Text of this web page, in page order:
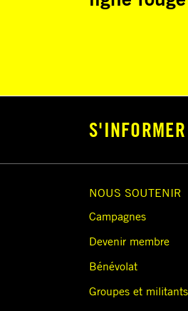
S'INFORMER
NOUS SOUTENIR
Campagnes
Devenir membre
Bénévolat
Groupes et militants